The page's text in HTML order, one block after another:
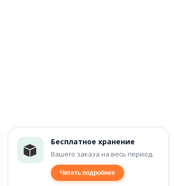
Бесплатное хранение
Вашего заказа на весь период.
Читать подробнее